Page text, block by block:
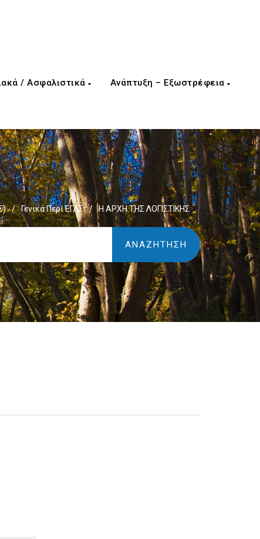
/ Ασφαλιστικά Ανάπτυξη – Εξωστρέφεια
/ Γενικά Περί ΕΓΛΣ / Η ΑΡΧΗ ΤΗΣ ΛΟΓΙΣΤΙΚΗΣ